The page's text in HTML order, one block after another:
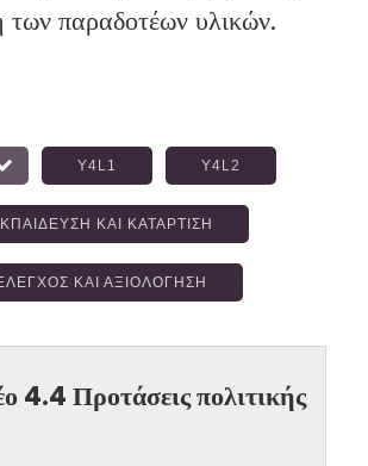
των παραδοτέων υλικών.
Y4L1 Y4L2
ΚΑΙ ΚΑΤΆΡΤΙΣΗ
ΚΑΙ ΑΞΙΟΛΌΓΗΣΗ
4.4 Προτάσεις πολιτικής